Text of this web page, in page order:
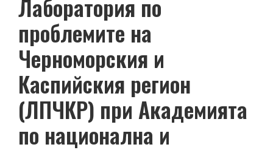
Лаборатория по
проблемите на
Черноморския и
Каспийския регион
(ЛПЧКР) при Академията
по национална и